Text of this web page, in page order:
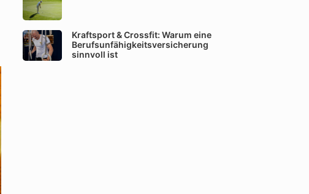
Kraftsport & Crossfit: Warum eine
Berufsunfähigkeitsversicherung
sinnvoll ist